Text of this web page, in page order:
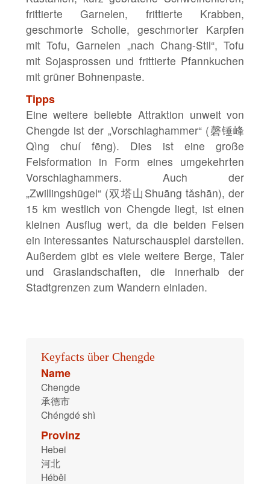
frittierte Garnelen, frittierte Krabben,
geschmorte Scholle, geschmorter Karpfen
mit Tofu, Garnelen „nach Chang-Stil“, Tofu
mit Sojasprossen und frittierte Pfannkuchen
mit grüner Bohnenpaste.
Tipps
Eine weitere beliebte Attraktion unweit von
Chengde ist der „Vorschlaghammer“ (磬锤峰
Qìng chuí fēng). Dies ist eine große
Felsformation in Form eines umgekehrten
Vorschlaghammers. Auch der
„Zwillingshügel“ (双塔山Shuāng tǎshān), der
15 km westlich von Chengde liegt, ist einen
kleinen Ausflug wert, da die beiden Felsen
ein interessantes Naturschauspiel darstellen.
Außerdem gibt es viele weitere Berge, Täler
und Graslandschaften, die innerhalb der
Stadtgrenzen zum Wandern einladen.
Keyfacts über Chengde
Name
Chengde
承德市
Chéngdé shì
Provinz
Hebei
河北
Héběi